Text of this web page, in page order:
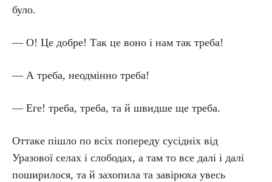
було.
— О! Це добре! Так це воно і нам так треба!
— А треба, неодмінно треба!
— Еге! треба, треба, та й швидше ще треба.
Оттаке пішло по всіх попереду сусідніх від
Уразової селах і слободах, а там то все далі і далі
поширилося, та й захопила та завірюха увесь